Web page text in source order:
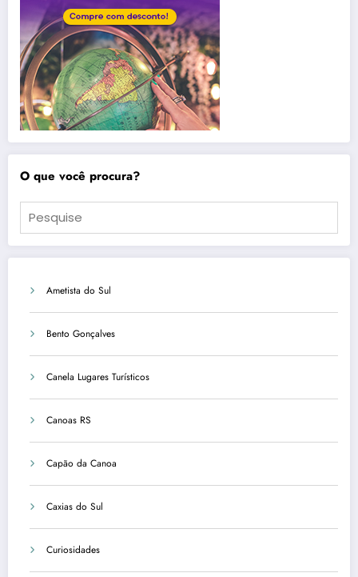
O que você procura?
Ametista do Sul
Bento Gonçalves
Canela Lugares Turísticos
Canoas RS
Capão da Canoa
Caxias do Sul
Curiosidades